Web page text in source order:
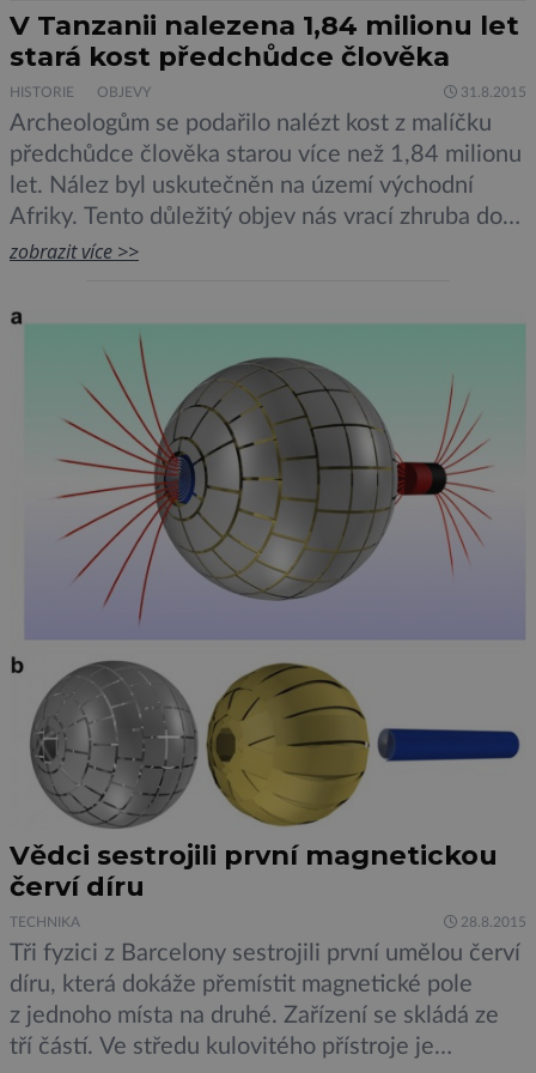
V Tanzanii nalezena 1,84 milionu let
stará kost předchůdce člověka
HISTORIE OBJEVY 31.8.2015
Archeologům se podařilo nalézt kost z malíčku
předchůdce člověka starou více než 1,84 milionu
let. Nález byl uskutečněn na území východní
Afriky. Tento důležitý objev nás vrací zhruba do
doby, kdy naši předci začali používat nástroje.
faktorů, který nám poskytl výhodu nad ostatními
živočišnými druhy. Paleontolog Manuel
Dominguez-Rodrigo z Institute of Evolution in […]
zobrazit více >>
Vědci sestrojili první magnetickou
červí díru
TECHNIKA 28.8.2015
Tři fyzici z Barcelony sestrojili první umělou červí
díru, která dokáže přemístit magnetické pole
z jednoho místa na druhé. Zařízení se skládá ze
tří částí. Ve středu kulovitého přístroje je